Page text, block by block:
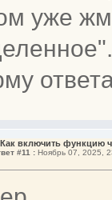
уже
включить функцию
#11 :Ноябрь 07, 2025,